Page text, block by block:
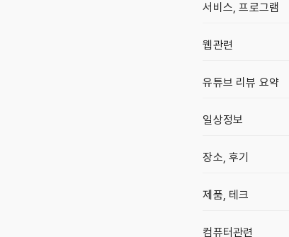
서비스, 프로그램
웹관련
유튜브 리뷰 요약
일상정보
장소, 후기
제품, 테크
컴퓨터관련